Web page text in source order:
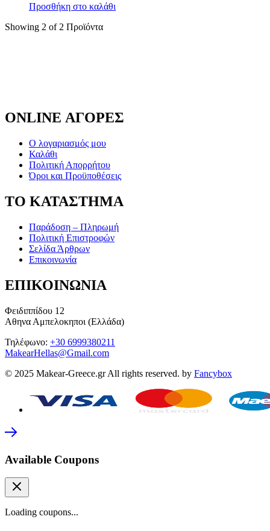
Προσθήκη στο καλάθι
Showing 2 of 2 Προϊόντα
ONLINE ΑΓΟΡΕΣ
Ο λογαριασμός μου
Καλάθι
Πολιτική Απορρήτου
Όροι και Προϋποθέσεις
ΤΟ ΚΑΤΑΣΤΗΜΑ
Παράδοση – Πληρωμή
Πολιτική Επιστροφών
Σελίδα Άρθρων
Επικοινωνία
ΕΠΙΚΟΙΝΩΝΙΑ
Φειδιππίδου 12
Αθηνα Αμπελοκηποι (Ελλάδα)
Τηλέφωνο: +30 6999380211
MakearHellas@Gmail.com
© 2025 Makear-Greece.gr All rights reserved. by Fancybox
Available Coupons
Loading coupons...